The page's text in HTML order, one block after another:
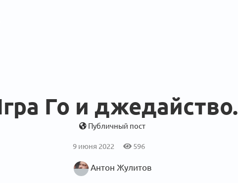
Го и джедайство.
Публичный пост
9 июня 2022 596
Антон Жулитов